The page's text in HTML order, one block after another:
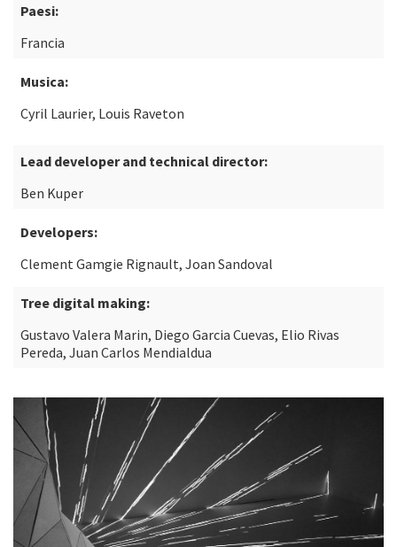
Paesi:
Francia
Musica:
Cyril Laurier, Louis Raveton
Lead developer and technical director:
Ben Kuper
Developers:
Clement Gamgie Rignault, Joan Sandoval
Tree digital making:
Gustavo Valera Marin, Diego Garcia Cuevas, Elio Rivas
Pereda, Juan Carlos Mendialdua